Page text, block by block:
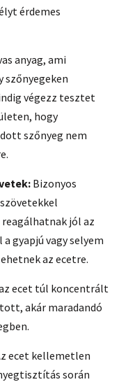
érdemes
anyag, ami
szőnyegeken
végezz tesztet
hogy
szőnyeg nem
Bizonyos
jól az
gyapjú vagy selyem
az ecetre.
ecet túl koncentrált
akár maradandó
ecet kellemetlen
során